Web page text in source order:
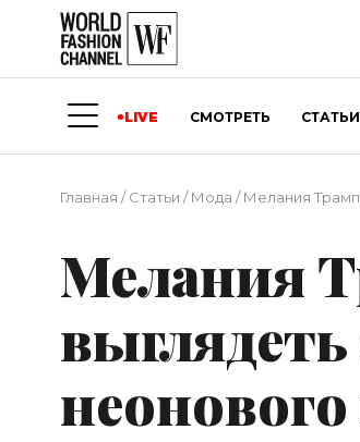
LIVE СМОТРЕТЬ СТАТЬИ
Главная /Статьи /Мода /Мелания Трамп
Мелания